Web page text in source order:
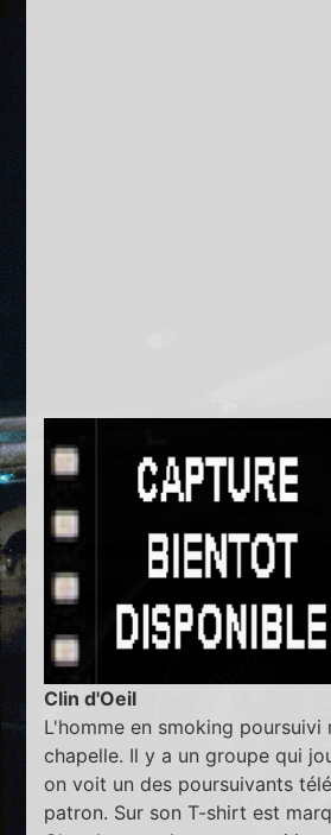
Clin d'Oeil
L'homme en smoking poursuivi
chapelle. Il y a un groupe qui
on voit un des poursuivants
patron. Sur son T-shirt est